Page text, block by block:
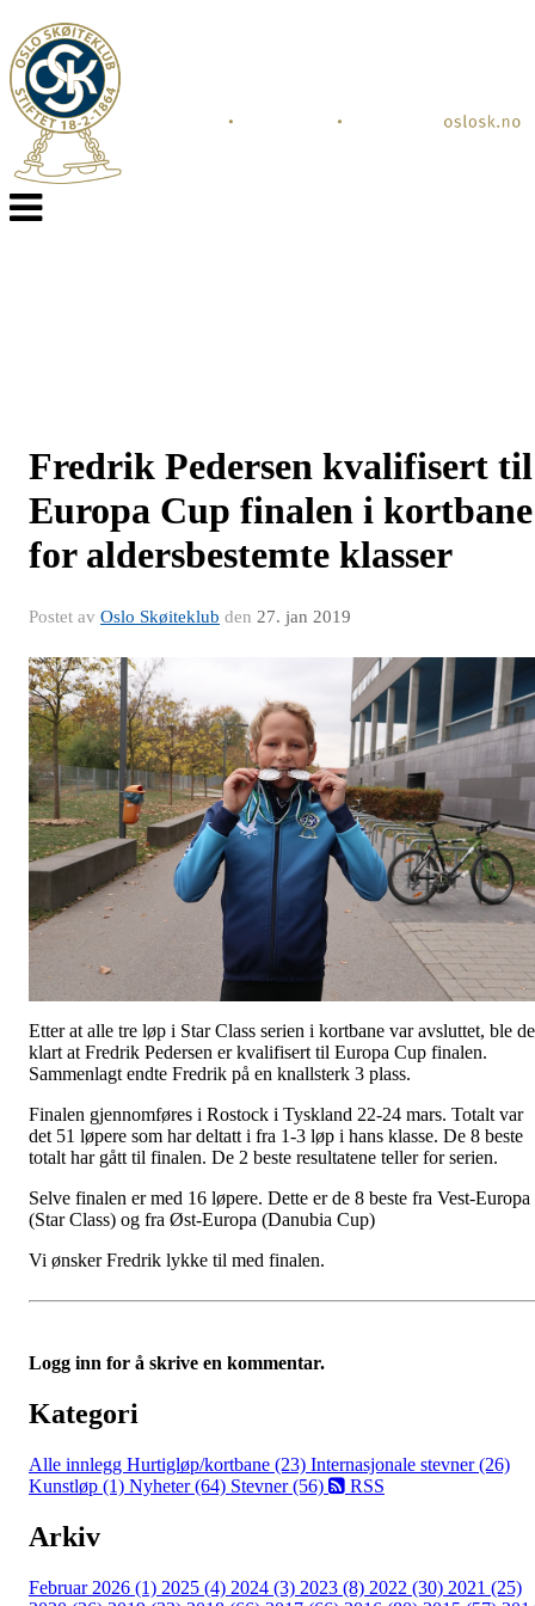
Veksle
navigasjon
Fredrik Pedersen kvalifisert til
Europa Cup finalen i kortbane
for aldersbestemte klasser
Postet av Oslo Skøiteklub den 27. jan 2019
Etter at alle tre løp i Star Class serien i kortbane var avsluttet, ble
klart at Fredrik Pedersen er kvalifisert til Europa Cup finalen.
Sammenlagt endte Fredrik på en knallsterk 3 plass.
Finalen gjennomføres i Rostock i Tyskland 22-24 mars. Totalt var
det 51 løpere som har deltatt i fra 1-3 løp i hans klasse. De 8 beste
totalt har gått til finalen. De 2 beste resultatene teller for serien.
Selve finalen er med 16 løpere. Dette er de 8 beste fra Vest-Europa
(Star Class) og fra Øst-Europa (Danubia Cup)
Vi ønsker Fredrik lykke til med finalen.
Logg inn for å skrive en kommentar.
Kategori
Alle innlegg Hurtigløp/kortbane (23) Internasjonale stevner (26)
Kunstløp (1) Nyheter (64) Stevner (56) RSS
Arkiv
Februar 2026 (1) 2025 (4) 2024 (3) 2023 (8) 2022 (30) 2021 (25)